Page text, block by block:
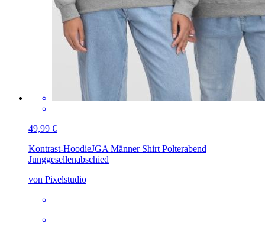
49,99 €
Kontrast-HoodieJGA Männer Shirt Polterabend
Junggesellenabschied
von Pixelstudio